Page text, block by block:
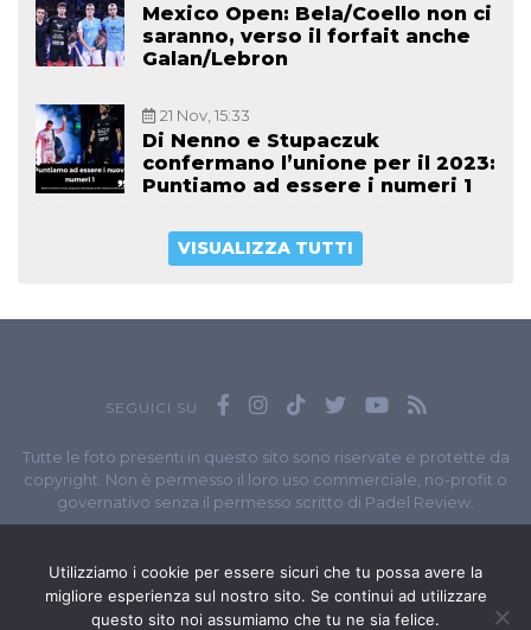
Mexico Open: Bela/Coello non ci
saranno, verso il forfait anche
Galan/Lebron
21 Nov, 15:33
Di Nenno e Stupaczuk
confermano l’unione per il 2023:
Puntiamo ad essere i numeri 1
VISUALIZZA TUTTI
SEGUICI SU
Tutte le foto presenti in questo sito sono riservate e protette da
copyright. Non è permesso il loro uso commerciale, no-profit o
governativo senza il permesso scritto di Padel Review.
// P.I. 11965351007
© Copyright 2020-2026 // Web DeveloperMatteo Manna
Utilizziamo i cookie per essere sicuri che tu possa avere la
migliore esperienza sul nostro sito. Se continui ad utilizzare
questo sito noi assumiamo che tu ne sia felice.